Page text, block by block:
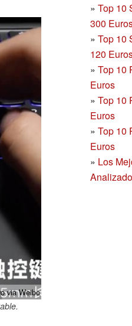
» Top 10
300
» Top 10
120
» Top 10
Euros
» Top 10
Euros
» Top 10
Euros
» Los
via Weibo